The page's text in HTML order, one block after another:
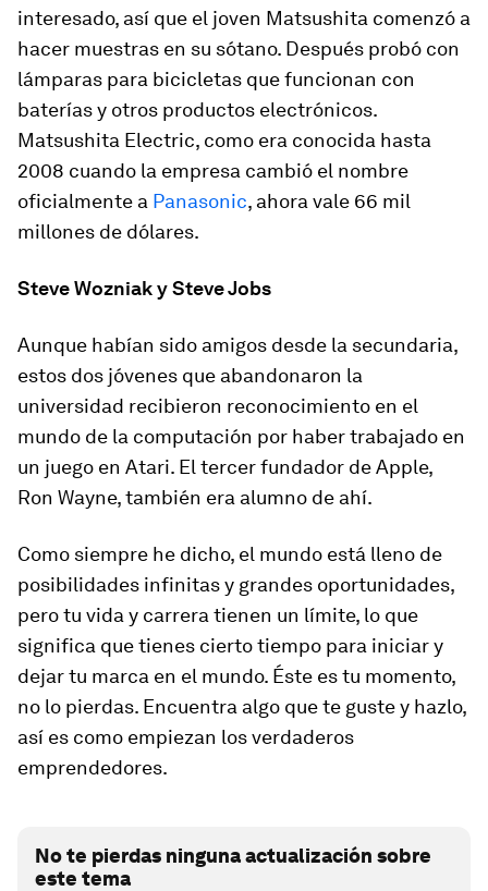
interesado, así que el joven Matsushita comenzó a
hacer muestras en su sótano. Después probó con
lámparas para bicicletas que funcionan con
baterías y otros productos electrónicos.
Matsushita Electric, como era conocida hasta
2008 cuando la empresa cambió el nombre
oficialmente a Panasonic, ahora vale 66 mil
millones de dólares.
Steve Wozniak y Steve Jobs
Aunque habían sido amigos desde la secundaria,
estos dos jóvenes que abandonaron la
universidad recibieron reconocimiento en el
mundo de la computación por haber trabajado en
un juego en Atari. El tercer fundador de Apple,
Ron Wayne, también era alumno de ahí.
Como siempre he dicho, el mundo está lleno de
posibilidades infinitas y grandes oportunidades,
pero tu vida y carrera tienen un límite, lo que
significa que tienes cierto tiempo para iniciar y
dejar tu marca en el mundo. Éste es tu momento,
no lo pierdas. Encuentra algo que te guste y hazlo,
así es como empiezan los verdaderos
emprendedores.
No te pierdas ninguna actualización sobre
este tema